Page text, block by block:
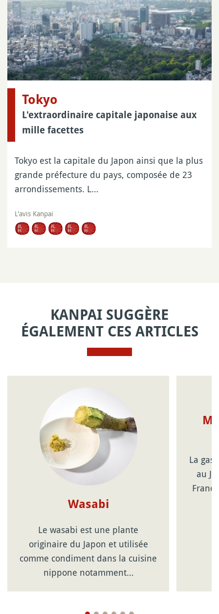
Tokyo
L'extraordinaire capitale japonaise aux
mille facettes
Tokyo est la capitale du Japon ainsi que la plus
grande préfecture du pays, composée de 23
arrondissements. L…
L'avis Kanpai
KANPAI SUGGÈRE
ÉGALEMENT CES ARTICLES
Wasabi
Le wasabi est une plante
originaire du Japon et utilisée
comme condiment dans la cuisine
nippone notamment…
La
au